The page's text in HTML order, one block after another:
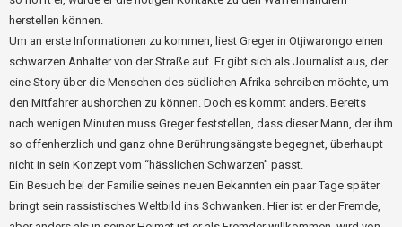
herstellen können.
Um an erste Informationen zu kommen, liest Greger in Otjiwarongo einen
schwarzen Anhalter von der Straße auf. Er gibt sich als Journalist aus, der
eine Story über die Menschen des südlichen Afrika schreiben möchte, um
den Mitfahrer aushorchen zu können. Doch es kommt anders. Bereits
nach wenigen Minuten muss Greger feststellen, dass dieser Mann, der ihm
so offenherzlich und ganz ohne Berührungsängste begegnet, überhaupt
nicht in sein Konzept vom “hässlichen Schwarzen” passt.
Ein Besuch bei der Familie seines neuen Bekannten ein paar Tage später
bringt sein rassistisches Weltbild ins Schwanken. Hier ist er der Fremde,